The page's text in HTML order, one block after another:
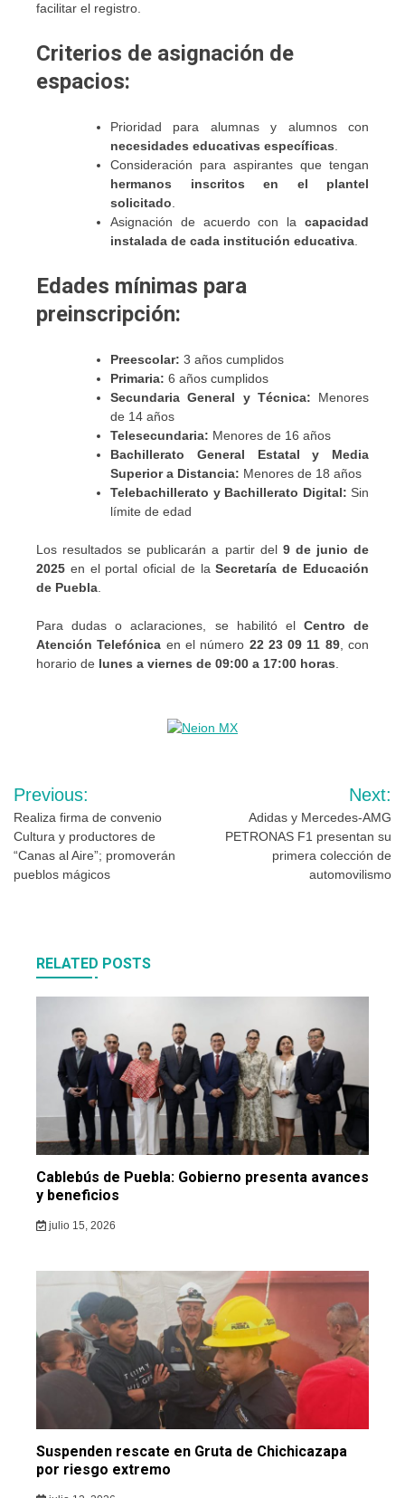
facilitar el registro.
Criterios de asignación de
espacios:
Prioridad para alumnas y alumnos con
necesidades educativas específicas.
Consideración para aspirantes que tengan
hermanos inscritos en el plantel
solicitado.
Asignación de acuerdo con la capacidad
instalada de cada institución educativa.
Edades mínimas para
preinscripción:
Preescolar: 3 años cumplidos
Primaria: 6 años cumplidos
Secundaria General y Técnica: Menores
de 14 años
Telesecundaria: Menores de 16 años
Bachillerato General Estatal y Media
Superior a Distancia: Menores de 18 años
Telebachillerato y Bachillerato Digital: Sin
límite de edad
Los resultados se publicarán a partir del 9 de junio de
2025 en el portal oficial de laSecretaría de Educación
de Puebla.
Para dudas o aclaraciones, se habilitó el Centro de
Atención Telefónica en el número 22 23 09 11 89, con
horario de lunes a viernes de 09:00 a 17:00 horas.
Navegación
de
entradas
Previous:
Realiza firma de convenio
Cultura y productores de
“Canas al Aire”; promoverán
pueblos mágicos
Next:
Adidas y Mercedes-AMG
PETRONAS F1 presentan su
primera colección de
automovilismo
RELATED POSTS
Cablebús de Puebla: Gobierno presenta avances
y beneficios
julio 15, 2026
Suspenden rescate en Gruta de Chichicazapa
por riesgo extremo